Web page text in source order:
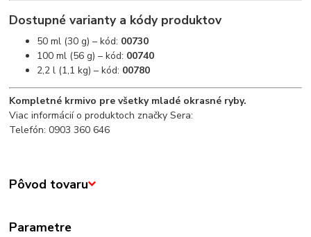
Dostupné varianty a kódy produktov
50 ml (30 g) – kód: 00730
100 ml (56 g) – kód: 00740
2,2 l (1,1 kg) – kód: 00780
Kompletné krmivo pre všetky mladé okrasné ryby.
Viac informácií o produktoch značky Sera:
Telefón: 0903 360 646
Pôvod tovaru
Parametre